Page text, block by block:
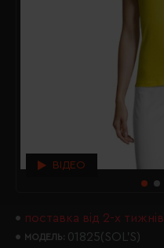
ВІДЕО
поставка від 2-х тижнів
МОДЕЛЬ: 01825(SOL’S)